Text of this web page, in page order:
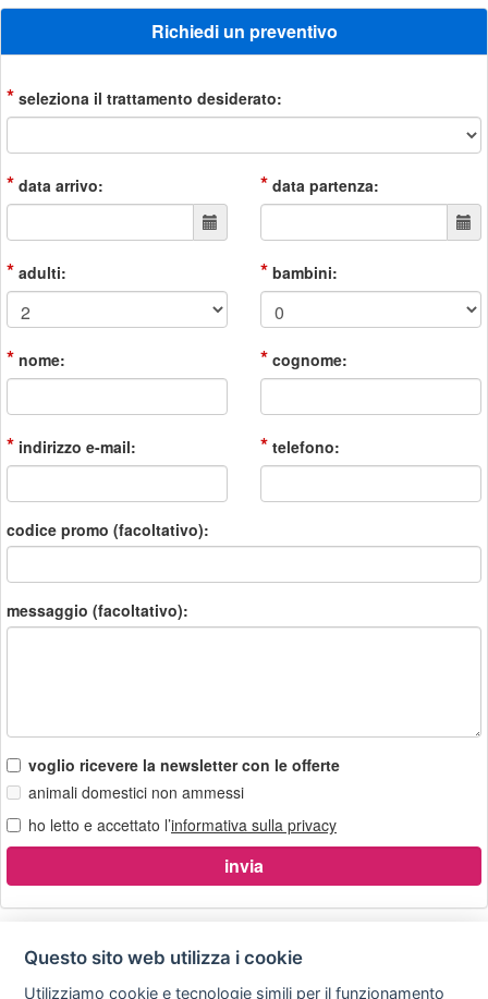
Richiedi un preventivo
* seleziona il trattamento desiderato:
* data arrivo: * data partenza:
* adulti: * bambini:
* nome: * cognome:
* indirizzo e-mail: * telefono:
codice promo (facoltativo):
messaggio (facoltativo):
voglio ricevere la newsletter con le offerte
animali domestici non ammessi
ho letto e accettato l’informativa sulla privacy
Privacy Avviso Scrivici
Questo sito web utilizza i cookie
Utilizziamo cookie e tecnologie simili per il funzionamento